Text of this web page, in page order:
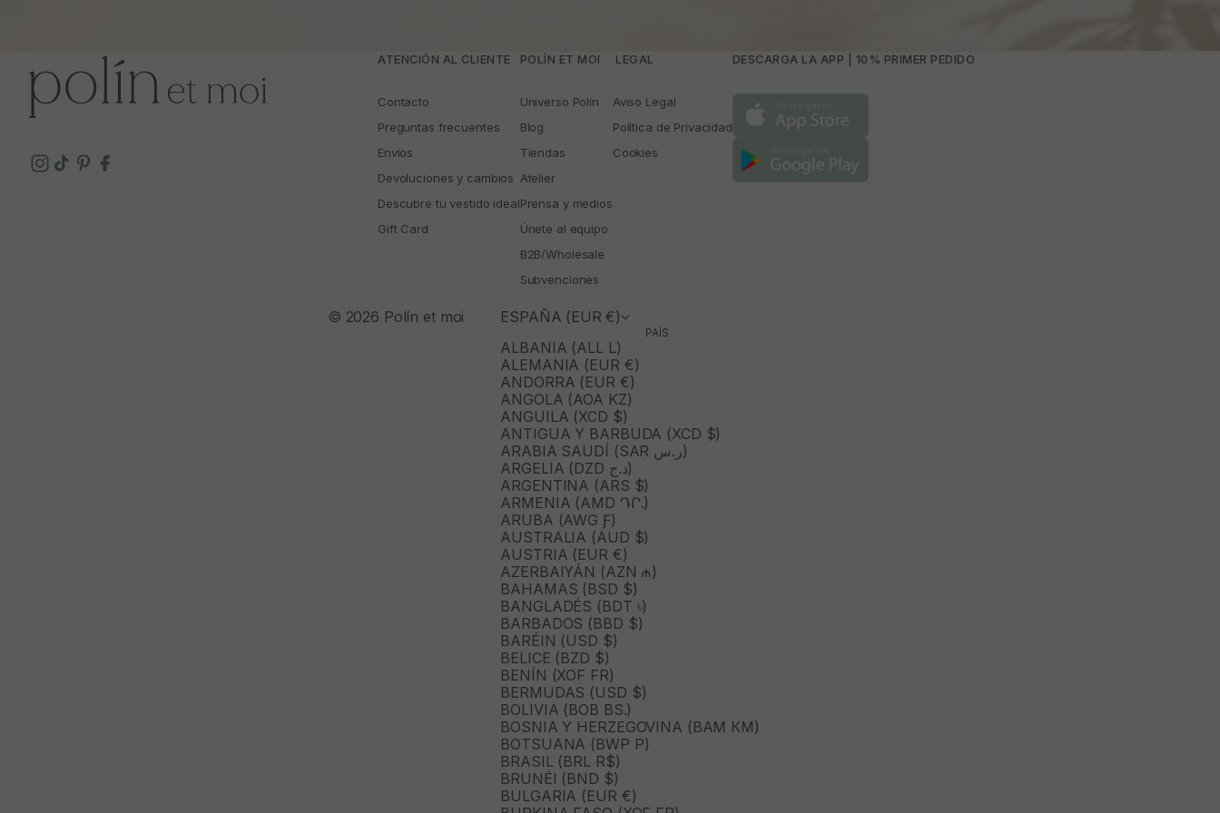
ATENCIÓN AL CLIENTE
Contacto
Preguntas frecuentes
Envíos
Devoluciones y cambios
Descubre tu vestido ideal
Gift Card
POLÍN ET MOI
Universo Polín
Blog
Tiendas
Atelier
Prensa y medios
Únete al equipo
B2B/Wholesale
Subvenciones
­ LEGAL
Aviso Legal
Política de Privacidad
Cookies
DESCARGA LA APP | 10% PRIMER PEDIDO
ESPAÑA (EUR €)
PAÍS
ALBANIA (ALL L)
ALEMANIA (EUR €)
ANDORRA (EUR €)
ANGOLA (AOA KZ)
ANGUILA (XCD $)
ANTIGUA Y BARBUDA (XCD $)
ARABIA SAUDÍ (SAR ر.س)
ARGELIA (DZD د.ج)
ARGENTINA (ARS $)
ARMENIA (AMD ԴՐ.)
ARUBA (AWG Ƒ)
AUSTRALIA (AUD $)
AUSTRIA (EUR €)
AZERBAIYÁN (AZN ₼)
BAHAMAS (BSD $)
BANGLADÉS (BDT ৳)
BARBADOS (BBD $)
BARÉIN (USD $)
BELICE (BZD $)
BENÍN (XOF FR)
BERMUDAS (USD $)
BOLIVIA (BOB BS.)
BOSNIA Y HERZEGOVINA (BAM КМ)
BOTSUANA (BWP P)
BRASIL (BRL R$)
BRUNÉI (BND $)
BULGARIA (EUR €)
© 2026 Polín et moi